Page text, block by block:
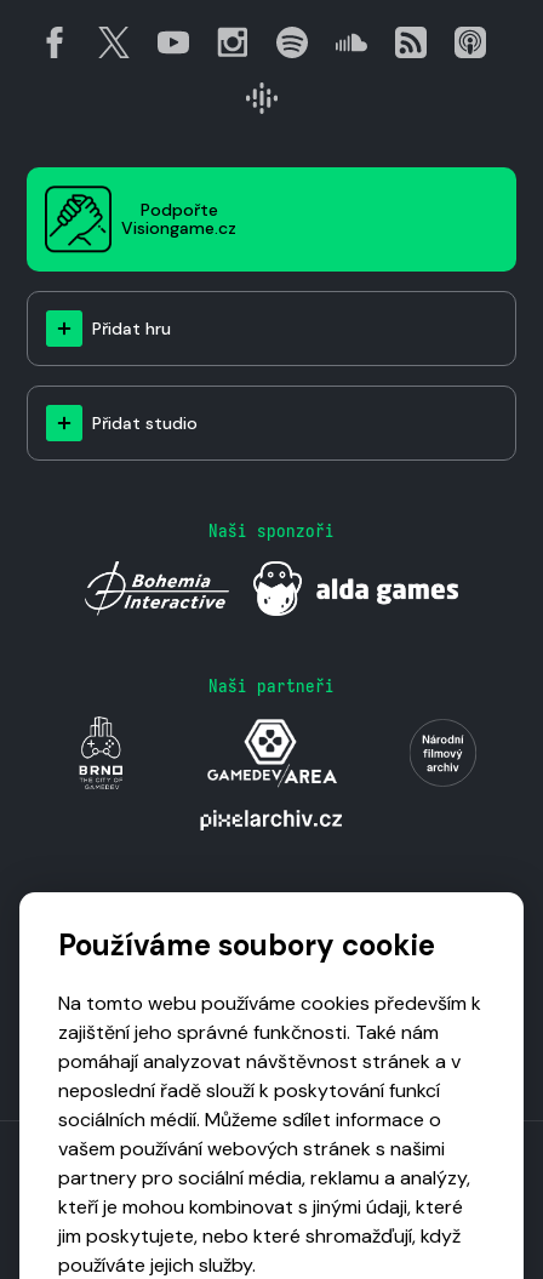
Podpořte
Visiongame.cz
Přidat hru
Přidat studio
Naši sponzoři
Naši partneři
Toto dílo podléhá licenci CC BY-NC-ND
Uveďte původ, neužívejte komerčně, nezpracovávejte.
Používáme soubory cookie
Na tomto webu používáme cookies především k
zajištění jeho správné funkčnosti. Také nám
pomáhají analyzovat návštěvnost stránek a v
neposlední řadě slouží k poskytování funkcí
sociálních médií. Můžeme sdílet informace o
vašem používání webových stránek s našimi
partnery pro sociální média, reklamu a analýzy,
kteří je mohou kombinovat s jinými údaji, které
jim poskytujete, nebo které shromažďují, když
používáte jejich služby.